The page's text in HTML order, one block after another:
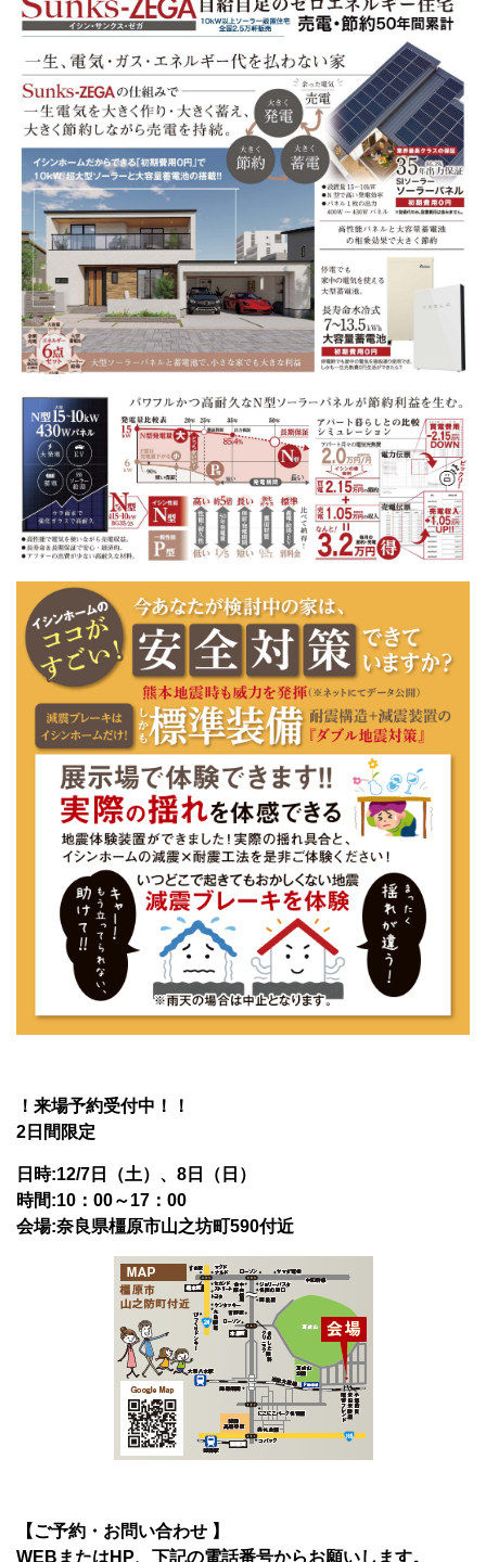
！来場予約受付中！！
2日間限定
日時:12/7日（土）、8日（日）
時間:10：00～17：00
会場:奈良県橿原市山之坊町590付近
【ご予約・お問い合わせ 】
WEBまたはHP、下記の電話番号からお願いします。